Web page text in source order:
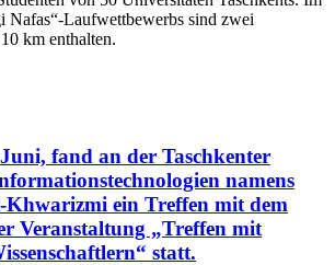
Nafas“-Laufwettbewerbs sind zwei
km enthalten.
fand an der Taschkenter
namens
ein Treffen mit dem
Veranstaltung „Treffen mit
statt.